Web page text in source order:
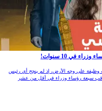
على وجه الأرض، إذ لم ينجح أي رئيس
سبعة رؤساء وزراء في أقل من عشر